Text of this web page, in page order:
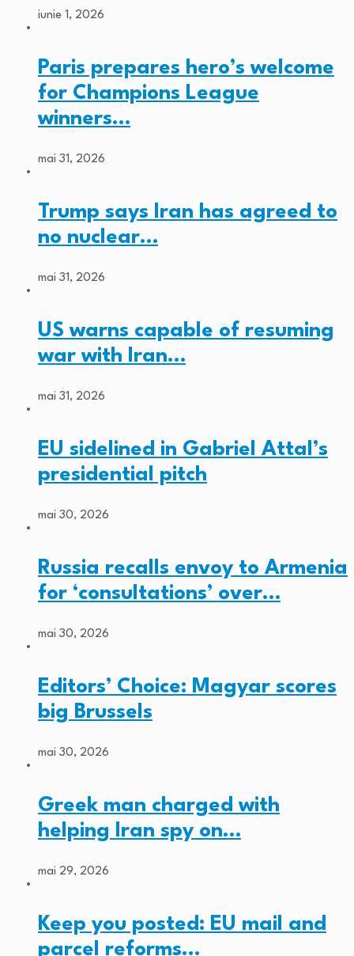
iunie 1, 2026
Paris prepares hero’s welcome
for Champions League
winners…
mai 31, 2026
Trump says Iran has agreed to
no nuclear…
mai 31, 2026
US warns capable of resuming
war with Iran…
mai 31, 2026
EU sidelined in Gabriel Attal’s
presidential pitch
mai 30, 2026
Russia recalls envoy to Armenia
for ‘consultations’ over…
mai 30, 2026
Editors’ Choice: Magyar scores
big Brussels
mai 30, 2026
Greek man charged with
helping Iran spy on…
mai 29, 2026
Keep you posted: EU mail and
parcel reforms…